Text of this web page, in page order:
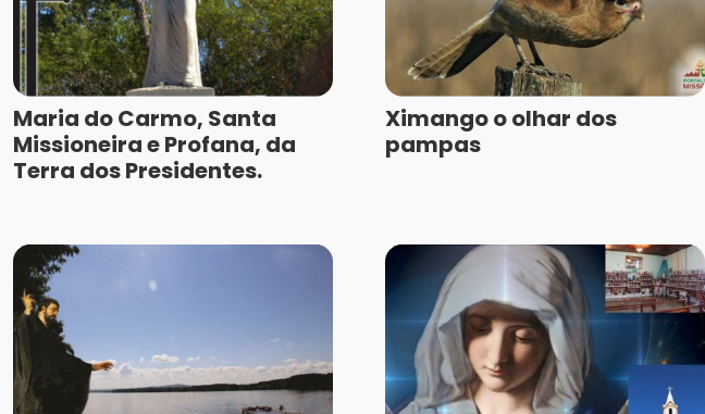
Maria do Carmo, Santa
Missioneira e Profana, da
Terra dos Presidentes.
Ximango o olhar dos
pampas